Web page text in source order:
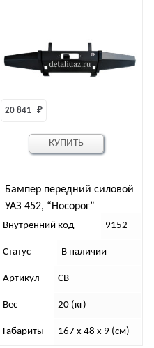
Бампер передний силовой
УАЗ 452, “Носорог”
20 841 ₽
Внутренний код 9152
Статус В наличии
Артикул СВ
Вес 20 (кг)
Габариты 167 x 48 x 9 (см)
КУПИТЬ